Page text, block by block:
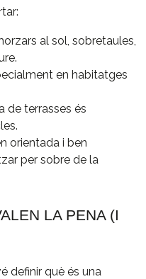
al sol, sobretaules,
en habitatges
de terrasses és
orientada i ben
per sobre de la
LA PENA (I
definir què és una